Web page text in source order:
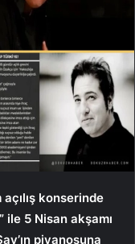
açılış konserinde
ile 5 Nisan akşamı
piyanosuna